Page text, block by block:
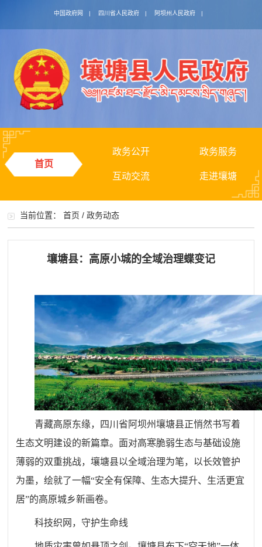
中国政府网 | 四川省人民政府 | 阿坝州人民政府 |
首页
政务公开 政务服务
互动交流 走进壤塘
当前位置：首页 /政务动态
壤塘县：高原小城的全域治理蝶变记
青藏高原东缘，四川省阿坝州壤塘县正悄然书写着
生态文明建设的新篇章。面对高寒脆弱生态与基础设施
薄弱的双重挑战，壤塘县以全域治理为笔，以长效管护
为墨，绘就了一幅“安全有保障、生态大提升、生活更宜
居”的高原城乡新画卷。
科技织网，守护生命线